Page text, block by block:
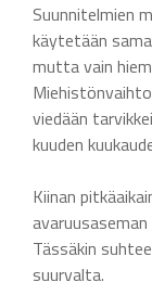
Suunnitelmien
käytetään
mutta vain
viedään
kuuden
Kiinan
Tässäkin
suurvalta.